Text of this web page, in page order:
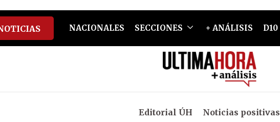
NACIONALES SECCIONES + ANÁLISIS D10
Editorial ÚH Noticias positivas